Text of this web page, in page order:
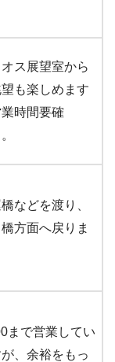
ス展望室から
も楽しめます
業時間要確
などを渡り、
方面へ戻りま
まで営業してい
が、余裕をもっ